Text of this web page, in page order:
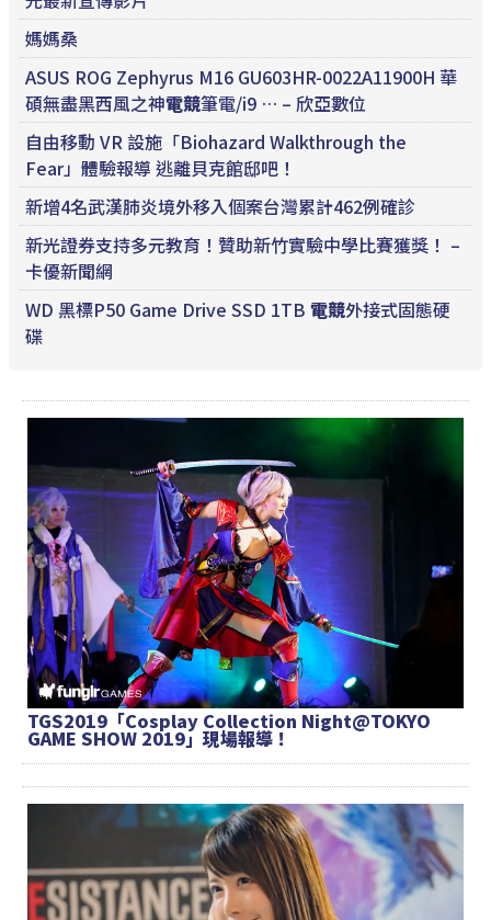
媽媽桑
ASUS ROG Zephyrus M16 GU603HR-0022A11900H 華
碩無盡黑西風之神電競筆電/i9 … – 欣亞數位
自由移動 VR 設施「Biohazard Walkthrough the
Fear」體驗報導 逃離貝克館邸吧！
新增4名武漢肺炎境外移入個案台灣累計462例確診
新光證券支持多元教育！贊助新竹實驗中學比賽獲獎！ –
卡優新聞網
WD 黑標P50 Game Drive SSD 1TB 電競外接式固態硬
碟
TGS2019「Cosplay Collection Night@TOKYO
GAME SHOW 2019」現場報導！